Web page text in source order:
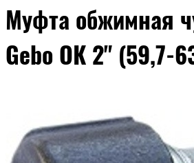
Муфта обжимная
Gebo ОК 2" (59,7-